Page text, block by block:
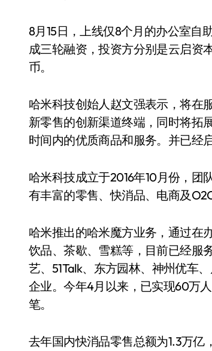
8月15日，上线仅8个月的办公室自
成三轮融资，投资方分别是云启资
币。
哈米科技创始人赵文强表示，将在
新零售的创新渠道终端，同时将拓
时间内的优质商品和服务。并已经
哈米科技成立于2016年10月份，
有丰富的零售、快消品、电商及
哈米推出的哈米魔方业务，通过在
饮品、茶歇、雪糕等，目前已经服
艺、51Talk、东方园林、神州优车
企业。今年4月以来，已实现60万
笔。
去年国内快消品零售总额为1.3万亿